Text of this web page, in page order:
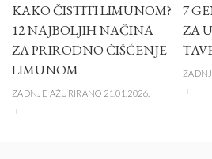
KAKO ČISTITI LIMUNOM?
12 NAJBOLJIH NAČINA
ZA PRIRODNO ČIŠĆENJE
LIMUNOM
ZADNJE AŽURIRANO 21.01.2026.
7
ZA